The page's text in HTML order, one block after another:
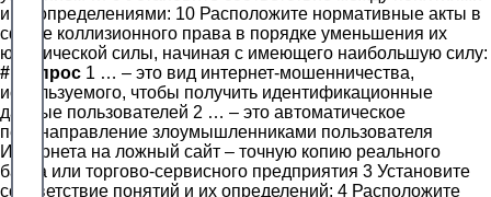
и их определениями: 10 Расположите нормативные акты в
сфере коллизионного права в порядке уменьшения их
юридической силы, начиная с имеющего наибольшую силу:
#
Вопрос 1 … – это вид интернет-мошенничества,
используемого, чтобы получить идентификационные
данные пользователей 2 … – это автоматическое
перенаправление злоумышленниками пользователя
Интернета на ложный сайт – точную копию реального
банка или торгово-сервисного предприятия 3 Установите
соответствие понятий и их определений: 4 Расположите